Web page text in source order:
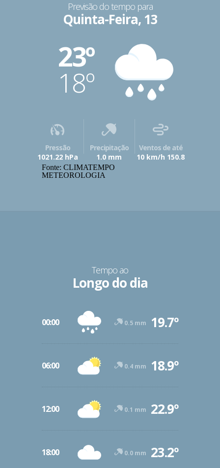
Previsão do tempo para
Quinta-Feira, 13
23º
18º
Pressão
1021.22 hPa
Precipitação
1.0 mm
Ventos de até
10 km/h 150.8
Fonte: CLIMATEMPO
METEOROLOGIA
Tempo ao
Longo do dia
00:00 0.5 mm 19.7º
06:00 0.4 mm 18.9º
12:00 0.1 mm 22.9º
18:00 0.0 mm 23.2º